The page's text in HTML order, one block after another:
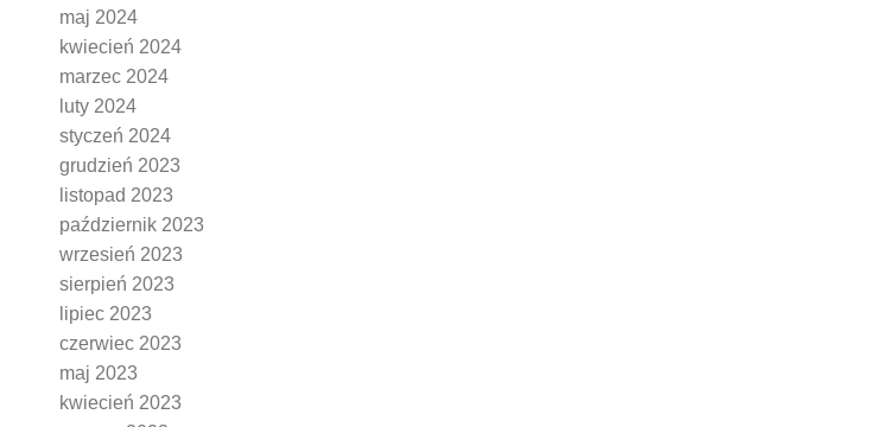
maj 2024
kwiecień 2024
marzec 2024
luty 2024
styczeń 2024
grudzień 2023
listopad 2023
październik 2023
wrzesień 2023
sierpień 2023
lipiec 2023
czerwiec 2023
maj 2023
kwiecień 2023